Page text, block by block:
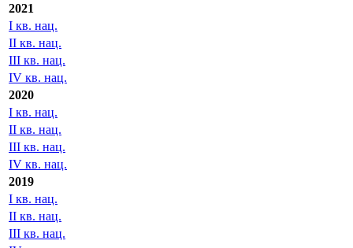
2021
I кв. нац.
II кв. нац.
III кв. нац.
IV кв. нац.
2020
I кв. нац.
II кв. нац.
III кв. нац.
IV кв. нац.
2019
I кв. нац.
II кв. нац.
III кв. нац.